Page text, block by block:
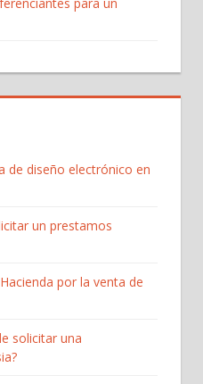
de diseño electrónico en
un prestamos
por la venta de
solicitar una